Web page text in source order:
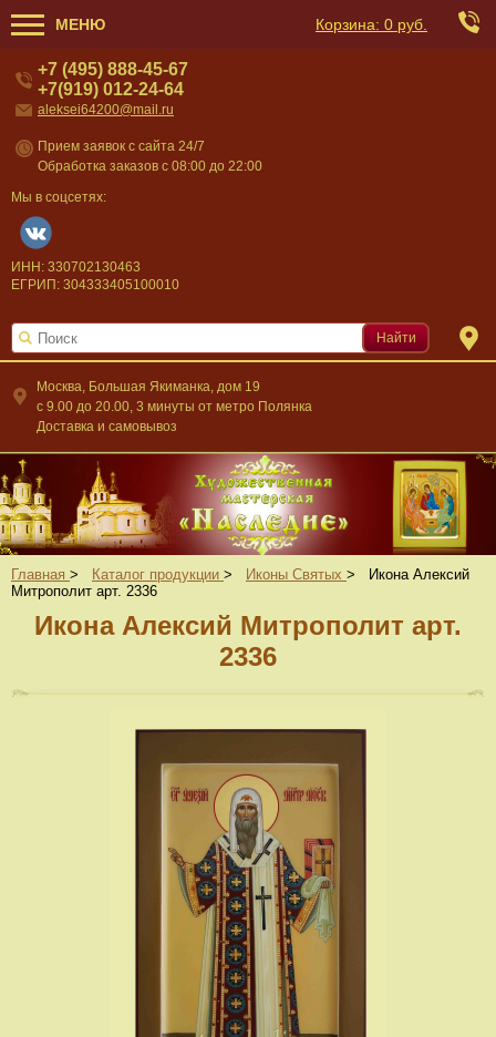
МЕНЮ Корзина: 0 руб.
Москва, Большая Якиманка, дом 19
c 9.00 до 20.00, 3 минуты от метро Полянка
Доставка и самовывоз
+7 (495) 888-45-67
+7(919) 012-24-64
aleksei64200@mail.ru
Прием заявок с сайта 24/7
Обработка заказов с 08:00 до 22:00
Мы в соцсетях:
ИНН: 330702130463
ЕГРИП: 304333405100010
Найти
Главная > Каталог продукции > Иконы Святых >
Икона Алексий
Митрополит арт. 2336
Икона Алексий Митрополит арт.
2336